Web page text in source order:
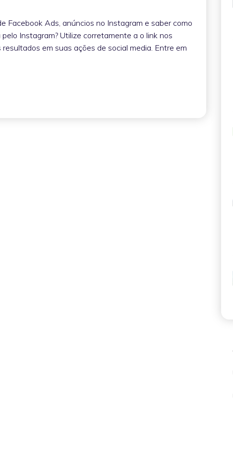
Facebook Ads, anúncios no Instagram e saber como
Instagram? Utilize corretamente a o link nos
em suas ações de social media. Entre em